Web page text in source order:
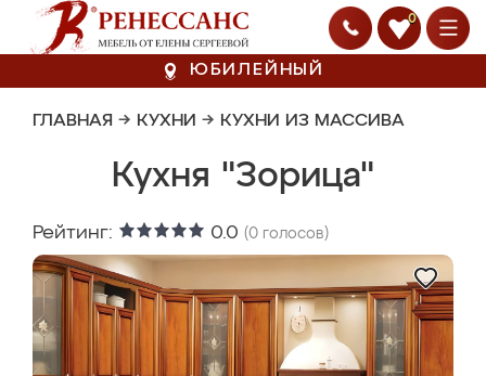
0
ЮБИЛЕЙНЫЙ
ГЛАВНАЯ → КУХНИ → КУХНИ ИЗ МАССИВА
Кухня "Зорица"
Рейтинг: 0.0 (0 голосов)